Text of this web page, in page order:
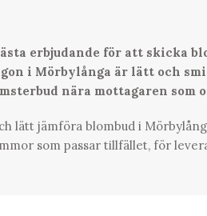
erbjudande för att skicka
i Mörbylånga är lätt och
nära mottagaren som
lätt jämföra blombud i
som passar tillfället, för